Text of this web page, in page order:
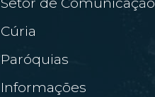
Cúria
Paróquias
Informações